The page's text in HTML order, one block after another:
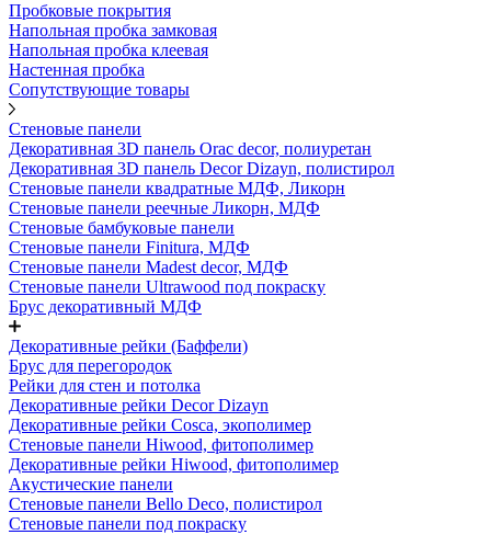
Пробковые покрытия
Напольная пробка замковая
Напольная пробка клеевая
Настенная пробка
Сопутствующие товары
Стеновые панели
Декоративная 3D панель Orac decor, полиуретан
Декоративная 3D панель Decor Dizayn, полистирол
Стеновые панели квадратные МДФ, Ликорн
Стеновые панели реечные Ликорн, МДФ
Стеновые бамбуковые панели
Стеновые панели Finitura, МДФ
Стеновые панели Madest decor, МДФ
Стеновые панели Ultrawood под покраску
Брус декоративный МДФ
Декоративные рейки (Баффели)
Брус для перегородок
Рейки для стен и потолка
Декоративные рейки Decor Dizayn
Декоративные рейки Cosca, экополимер
Стеновые панели Hiwood, фитополимер
Декоративные рейки Hiwood, фитополимер
Акустические панели
Стеновые панели Bello Deco, полистирол
Стеновые панели под покраску